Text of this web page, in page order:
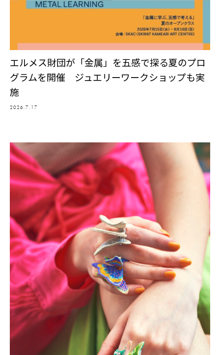
エルメス財団が「金属」を五感で探る夏のプロ
グラムを開催 ジュエリーワークショップも実
施
2026.7.17